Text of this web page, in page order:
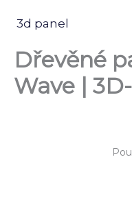
3d panel
Dřevěné
Wave |